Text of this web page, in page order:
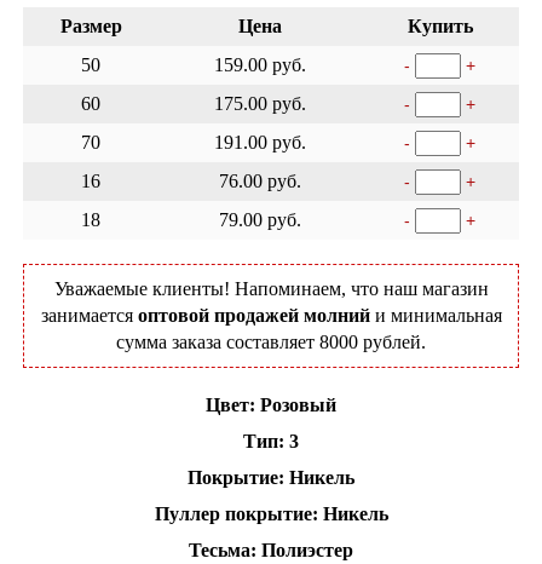
Размер Цена
Купить
50
159.00 руб. - +
60 175.00 руб. - +
70 191.00 руб. - +
16 76.00 руб. - +
18 79.00 руб. - +
Уважаемые клиенты! Напоминаем, что наш магазин
занимается оптовой продажей молнийи минимальная
сумма заказа составляет 8000 рублей.
Цвет: Розовый
Тип: 3
Покрытие: Никель
Пуллер покрытие: Никель
Тесьма: Полиэстер